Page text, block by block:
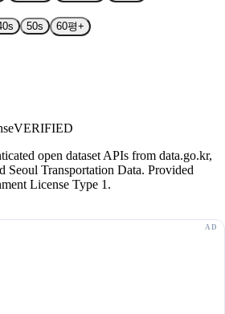
50s 60평+
VERIFIED
open dataset APIs from data.go.kr,
Transportation Data. Provided
License Type 1.